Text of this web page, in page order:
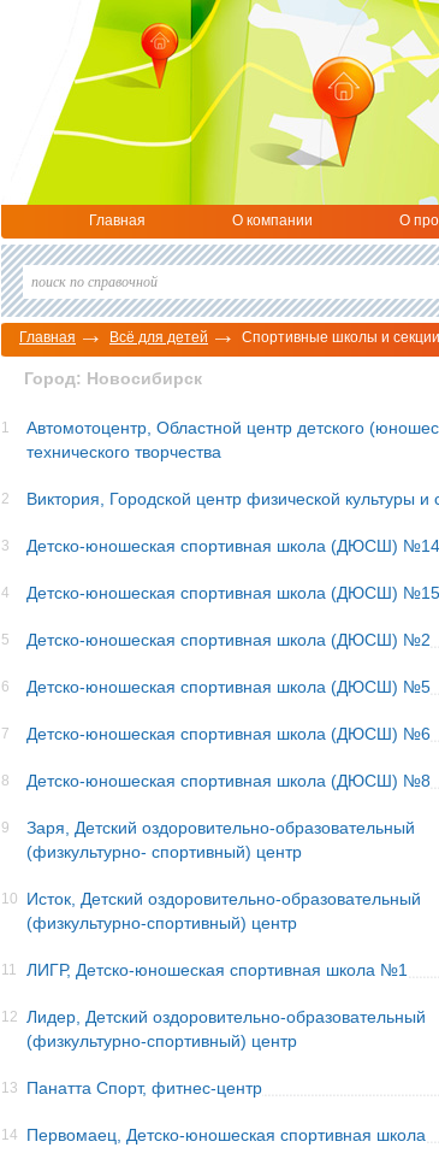
Главная О компании О
Главная Всё для детей Спортивные школы и секции
Город: Новосибирск
1
Автомотоцентр, Областной центр детского
технического творчества
2 Виктория, Городской центр физической культуры и
3 Детско-юношеская спортивная школа (ДЮСШ) №14
4 Детско-юношеская спортивная школа (ДЮСШ) №15
5 Детско-юношеская спортивная школа (ДЮСШ) №2
6 Детско-юношеская спортивная школа (ДЮСШ) №5
7 Детско-юношеская спортивная школа (ДЮСШ) №6
8 Детско-юношеская спортивная школа (ДЮСШ) №8
9
Заря, Детский оздоровительно-образовательный
(физкультурно- спортивный) центр
10
Исток, Детский оздоровительно-образовательный
(физкультурно-спортивный) центр
11 ЛИГР, Детско-юношеская спортивная школа №1
12 Лидер, Детский оздоровительно-образовательный
(физкультурно-спортивный) центр
13 Панатта Спорт, фитнес-центр
14 Первомаец, Детско-юношеская спортивная школа